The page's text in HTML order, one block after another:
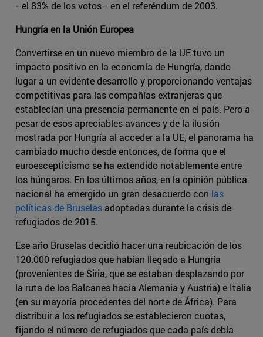
–el 83% de los votos– en el referéndum de 2003.
Hungría en la Unión Europea
Convertirse en un nuevo miembro de la UE tuvo un
impacto positivo en la economía de Hungría, dando
lugar a un evidente desarrollo y proporcionando ventajas
competitivas para las compañías extranjeras que
establecían una presencia permanente en el país. Pero a
pesar de esos apreciables avances y de la ilusión
mostrada por Hungría al acceder a la UE, el panorama ha
cambiado mucho desde entonces, de forma que el
euroescepticismo se ha extendido notablemente entre
los húngaros. En los últimos años, en la opinión pública
nacional ha emergido un gran desacuerdo con las
políticas de Bruselas adoptadas durante la crisis de
refugiados de 2015.
Ese año Bruselas decidió hacer una reubicación de los
120.000 refugiados que habían llegado a Hungría
(provenientes de Siria, que se estaban desplazando por
la ruta de los Balcanes hacia Alemania y Austria) e Italia
(en su mayoría procedentes del norte de África). Para
distribuir a los refugiados se establecieron cuotas,
fijando el número de refugiados que cada país debía